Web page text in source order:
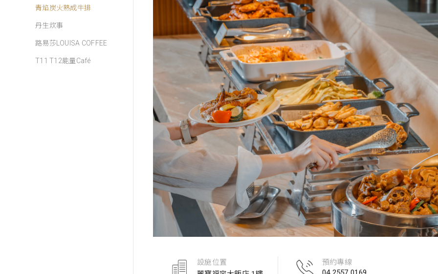
青焰炭火熟成牛排
丹生炊事
路易莎LOUISA COFFEE
T11 T12能量Café
設施位置
預約專線